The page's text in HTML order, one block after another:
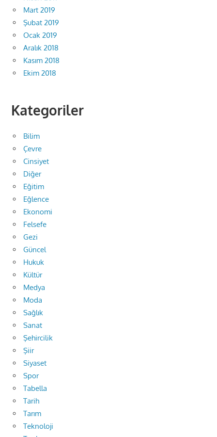
Mart 2019
Şubat 2019
Ocak 2019
Aralık 2018
Kasım 2018
Ekim 2018
Kategoriler
Bilim
Çevre
Cinsiyet
Diğer
Eğitim
Eğlence
Ekonomi
Felsefe
Gezi
Güncel
Hukuk
Kültür
Medya
Moda
Sağlık
Sanat
Şehircilik
Şiir
Siyaset
Spor
Tabella
Tarih
Tarım
Teknoloji